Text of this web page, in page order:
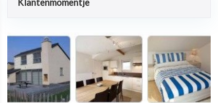
Klantenmomentje